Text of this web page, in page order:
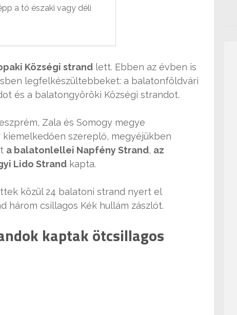
a tó északi vagy déli
Községi strand lett. Ebben az évben is
legfelkészültebbeket: a balatonföldvári
és a balatongyöröki Községi strandot.
Zala és Somogy megye
szereplő, megyéjükben
a balatonlellei Napfény Strand, az
Lido Strand kapta.
közül 24 balatoni strand nyert el
három csillagos Kék hullám zászlót.
kaptak ötcsillagos